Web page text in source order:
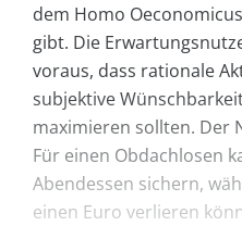
dem Homo
gibt. Die
voraus, dass rationale
subjektive
maximieren sollten. Der
Für einen Obdachlosen
Abendessen sichern,
einen Euro verlieren